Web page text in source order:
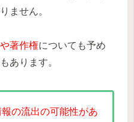
ません。
著作権についても予め
あります。
の流出の可能性があ